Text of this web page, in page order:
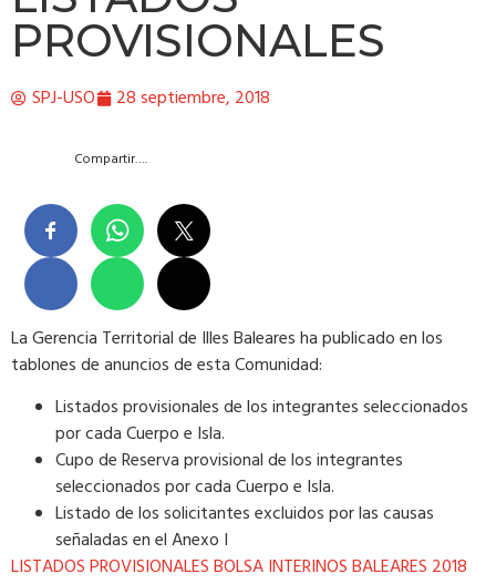
PROVISIONALES
SPJ-USO 28 septiembre, 2018
Compartir….
La Gerencia Territorial de Illes Baleares ha publicado en los
tablones de anuncios de esta Comunidad:
Listados provisionales de los integrantes seleccionados
por cada Cuerpo e Isla.
Cupo de Reserva provisional de los integrantes
seleccionados por cada Cuerpo e Isla.
Listado de los solicitantes excluidos por las causas
señaladas en el Anexo I
LISTADOS PROVISIONALES BOLSA INTERINOS BALEARES 2018